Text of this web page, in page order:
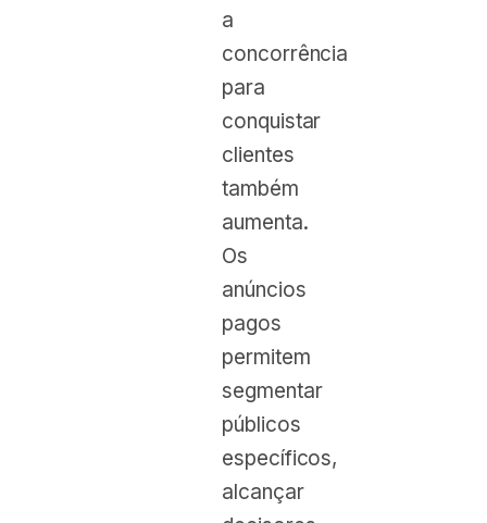
a
concorrência
para
conquistar
clientes
também
aumenta.
Os
anúncios
pagos
permitem
segmentar
públicos
específicos,
alcançar